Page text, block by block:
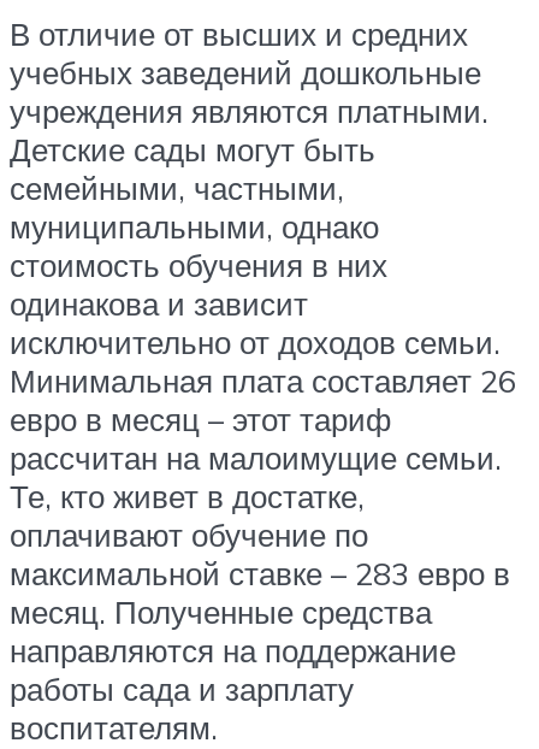
В отличие от высших и средних
учебных заведений дошкольные
учреждения являются платными.
Детские сады могут быть
семейными, частными,
муниципальными, однако
стоимость обучения в них
одинакова и зависит
исключительно от доходов семьи.
Минимальная плата составляет 26
евро в месяц – этот тариф
рассчитан на малоимущие семьи.
Те, кто живет в достатке,
оплачивают обучение по
максимальной ставке – 283 евро в
месяц. Полученные средства
направляются на поддержание
работы сада и зарплату
воспитателям.